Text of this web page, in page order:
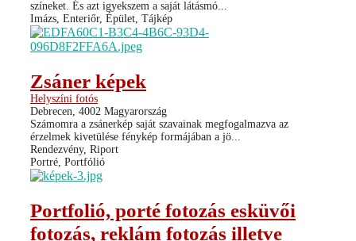
színeket. És azt igyekszem a saját látásmó...
Imázs, Enteriőr, Épület, Tájkép
Zsáner képek
Helyszíni fotós
Debrecen, 4002 Magyarország
Számomra a zsánerkép saját szavainak megfogalmazva az
érzelmek kivetülése fénykép formájában a jö...
Rendezvény, Riport
Portré, Portfólió
Portfolió, porté fotozás esküvői
fotozás, reklám fotozás illetve